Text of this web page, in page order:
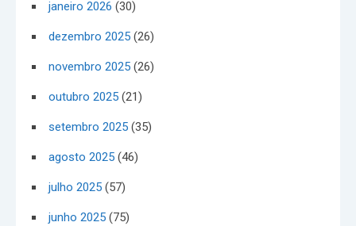
janeiro 2026 (30)
dezembro 2025 (26)
novembro 2025 (26)
outubro 2025 (21)
setembro 2025 (35)
agosto 2025 (46)
julho 2025 (57)
junho 2025 (75)